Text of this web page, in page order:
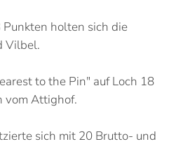
holten sich die
Vilbel.
to the Pin" auf Loch 18
vom Attighof.
sich mit 20 Brutto- und